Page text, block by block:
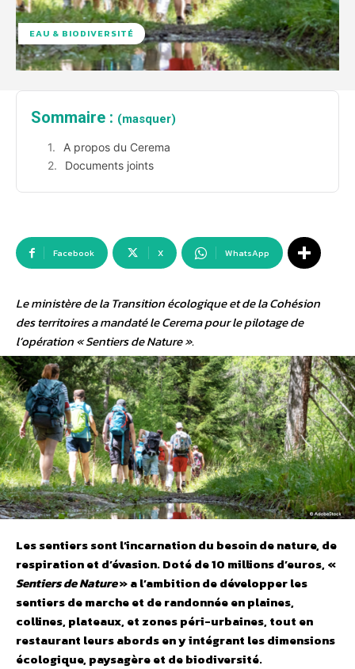
EAU & BIODIVERSITÉ
Sommaire : (masquer)
A propos du Cerema
Documents joints
Facebook X WhatsApp
Le ministère de la Transition écologique et de la Cohésion
des territoires a mandaté le Cerema pour le pilotage de
l’opération «Sentiers de Nature».
Les sentiers sont l’incarnation du besoin de nature, de
respiration et d’évasion. Doté de 10 millions d’euros, «
Sentiers de Nature» a l’ambition de développer les
sentiers de marche et de randonnée en plaines,
collines, plateaux, et zones péri-urbaines, tout en
restaurant leurs abords en y intégrant les dimensions
écologique, paysagère et de biodiversité.